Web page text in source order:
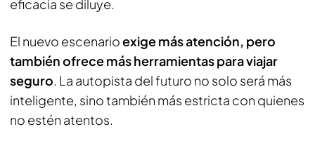
eficacia se diluye.
El nuevo escenarioexige más atención, pero
también ofrece más herramientas para viajar
seguro. La autopista del futuro no solo será más
inteligente, sino también más estricta con quienes
no estén atentos.